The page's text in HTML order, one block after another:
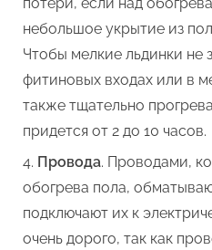
небольшое укрытие из
Чтобы мелкие льдинки не
фитиновых входах или в
также тщательно
придется от 2 до 10 часов.
Провода. Проводами,
обогрева пола,
подключают их к
очень дорого, так как